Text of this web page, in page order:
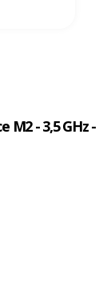
M2 - 3,5 GHz -